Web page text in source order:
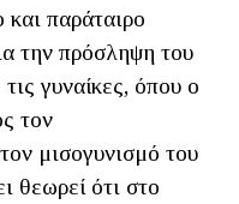
παράταιρο
την πρόσληψη του
γυναίκες, όπου ο
τον
μισογυνισμό του
θεωρεί ότι στο